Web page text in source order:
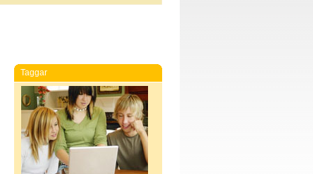
Taggar